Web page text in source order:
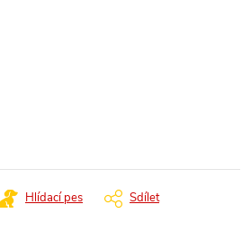
Hlídací pes Sdílet